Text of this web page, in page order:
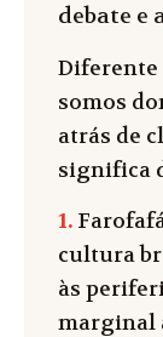
debate e
Diferente
somos
atrás de
significa
1.
cultura
às
marginal